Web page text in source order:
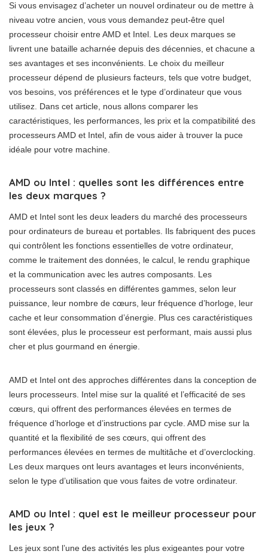
Si vous envisagez d’acheter un nouvel ordinateur ou de mettre à
niveau votre ancien, vous vous demandez peut-être quel
processeur choisir entre AMD et Intel. Les deux marques se
livrent une bataille acharnée depuis des décennies, et chacune a
ses avantages et ses inconvénients. Le choix du meilleur
processeur dépend de plusieurs facteurs, tels que votre budget,
vos besoins, vos préférences et le type d’ordinateur que vous
utilisez. Dans cet article, nous allons comparer les
caractéristiques, les performances, les prix et la compatibilité des
processeurs AMD et Intel, afin de vous aider à trouver la puce
idéale pour votre machine.
AMD ou Intel : quelles sont les différences entre
les deux marques ?
AMD et Intel sont les deux leaders du marché des processeurs
pour ordinateurs de bureau et portables. Ils fabriquent des puces
qui contrôlent les fonctions essentielles de votre ordinateur,
comme le traitement des données, le calcul, le rendu graphique
et la communication avec les autres composants. Les
processeurs sont classés en différentes gammes, selon leur
puissance, leur nombre de cœurs, leur fréquence d’horloge, leur
cache et leur consommation d’énergie. Plus ces caractéristiques
sont élevées, plus le processeur est performant, mais aussi plus
cher et plus gourmand en énergie.
AMD et Intel ont des approches différentes dans la conception de
leurs processeurs. Intel mise sur la qualité et l’efficacité de ses
cœurs, qui offrent des performances élevées en termes de
fréquence d’horloge et d’instructions par cycle. AMD mise sur la
quantité et la flexibilité de ses cœurs, qui offrent des
performances élevées en termes de multitâche et d’overclocking.
Les deux marques ont leurs avantages et leurs inconvénients,
selon le type d’utilisation que vous faites de votre ordinateur.
AMD ou Intel : quel est le meilleur processeur pour
les jeux ?
Les jeux sont l’une des activités les plus exigeantes pour votre